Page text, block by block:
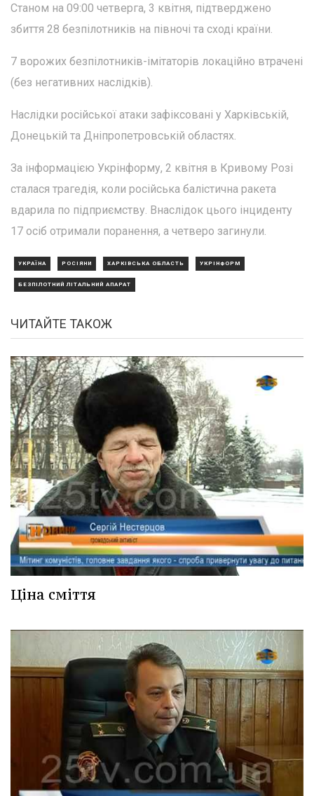
Станом на 09:00 четверга, 3 квітня, підтверджено
збиття 28 безпілотників на півночі та сході країни.
7 ворожих безпілотників-імітаторів локаційно втрачені
(без негативних наслідків).
Наслідки російської атаки зафіксовані у Харківській,
Донецькій та Дніпропетровській областях.
За інформацією Укрінформу, 2 квітня в Кривому Розі
сталася трагедія, коли російська балістична ракета
вдарила по підприємству. Внаслідок цього інциденту
17 осіб отримали поранення, а четверо загинули.
УКРАЇНА РОСІЯНИ ХАРКІВСЬКА ОБЛАСТЬ УКРІНФОРМ
БЕЗПІЛОТНИЙ ЛІТАЛЬНИЙ АПАРАТ
ЧИТАЙТЕ ТАКОЖ
Ціна сміття